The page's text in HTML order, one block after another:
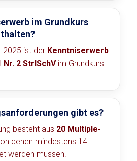
im Grundkurs
ist der Kenntniserwerb
Nr. 2 StrlSchVim Grundkurs
gibt es?
besteht aus 20 Multiple-
denen mindestens 14
werden müssen.